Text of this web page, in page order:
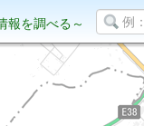
報を調べる～